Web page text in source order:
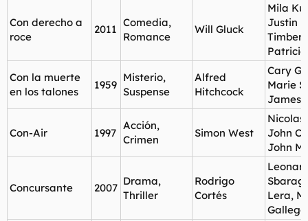
Con derecho a
roce
2011
Comedia,
Romance
Will Gluck
Mila
Justin
Con la muerte
en los talones
1959
Misterio,
Suspense
Alfred
Hitchcock
Cary
Marie
James
Con-Air 1997
Acción,
Crimen
Simon West
Nicolas
John
John
Concursante 2007
Drama,
Thriller
Rodrigo
Cortés
Lera,
Gallego